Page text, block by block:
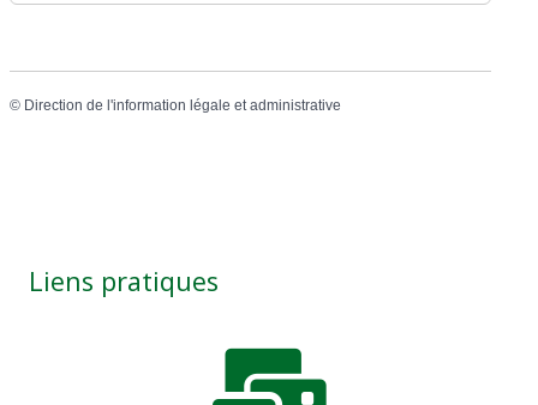
© Direction de l'information légale et administrative
Liens pratiques